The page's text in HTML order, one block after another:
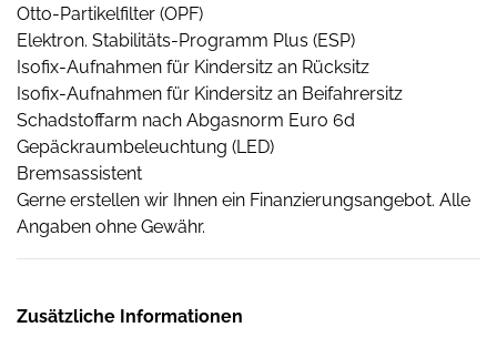
Otto-Partikelfilter (OPF)
Elektron. Stabilitäts-Programm Plus (ESP)
Isofix-Aufnahmen für Kindersitz an Rücksitz
Isofix-Aufnahmen für Kindersitz an Beifahrersitz
Schadstoffarm nach Abgasnorm Euro 6d
Gepäckraumbeleuchtung (LED)
Bremsassistent
Gerne erstellen wir Ihnen ein Finanzierungsangebot. Alle
Angaben ohne Gewähr.
Zusätzliche Informationen